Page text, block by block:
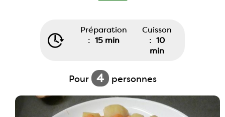
Préparation
: 15 min
Cuisson
: 10
min
Pour 4 personnes